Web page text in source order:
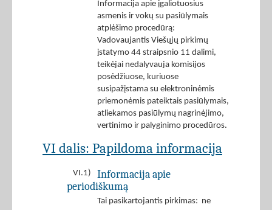
Informacija apie įgaliotuosius
asmenis ir vokų su pasiūlymais
atplėšimo procedūrą:
Vadovaujantis Viešųjų pirkimų
įstatymo 44 straipsnio 11 dalimi,
teikėjai nedalyvauja komisijos
posėdžiuose, kuriuose
susipažįstama su elektroninėmis
priemonėmis pateiktais pasiūlymais,
atliekamos pasiūlymų nagrinėjimo,
vertinimo ir palyginimo procedūros.
VI dalis: Papildoma informacija
VI.1)
Informacija apie
periodiškumą
Tai pasikartojantis pirkimas: ne